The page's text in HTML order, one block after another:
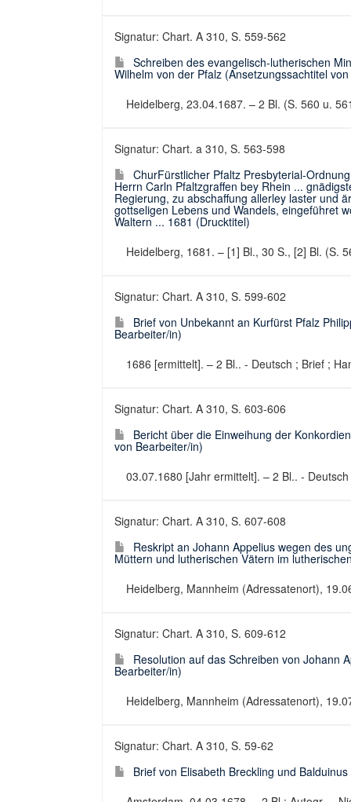
Signatur: Chart. A 310, S. 559-562
Schreiben des evangelisch-lutherischen
Wilhelm von der Pfalz (Ansetzungssachtitel
Heidelberg, 23.04.1687. – 2 Bl. (S. 560 u.
Signatur: Chart. a 310, S. 563-598
ChurFürstlicher Pfaltz Presbyterial-
Herrn Carln Pfaltzgraffen bey Rhein ...
Regierung, zu abschaffung allerley laster und
gottseligen Lebens und Wandels, eingeführet
Waltern ... 1681 (Drucktitel)
Heidelberg, 1681. – [1] Bl., 30 S., [2] Bl. (S.
Signatur: Chart. A 310, S. 599-602
Brief von Unbekannt an Kurfürst Pfalz
Bearbeiter/in)
1686 [ermittelt]. – 2 Bl.. - Deutsch ; Brief ;
Signatur: Chart. A 310, S. 603-606
Bericht über die Einweihung der
von Bearbeiter/in)
03.07.1680 [Jahr ermittelt]. – 2 Bl.. -
Signatur: Chart. A 310, S. 607-608
Reskript an Johann Appelius wegen des
Müttern und lutherischen Vätern im
Heidelberg, Mannheim (Adressatenort),
Signatur: Chart. A 310, S. 609-612
Resolution auf das Schreiben von Johann
Bearbeiter/in)
Heidelberg, Mannheim (Adressatenort),
Signatur: Chart. A 310, S. 59-62
Brief von Elisabeth Breckling und